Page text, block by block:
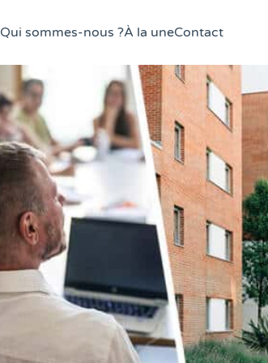
Qui sommes-nous ?À la uneContact